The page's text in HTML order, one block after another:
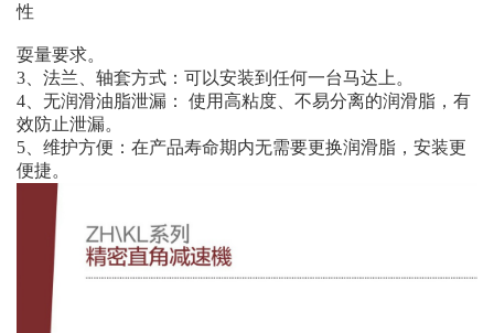
性
耍量要求。
3、法兰、轴套方式：可以安装到任何一台马达上。
4、无润滑油脂泄漏： 使用高粘度、不易分离的润滑脂，有
效防止泄漏。
5、维护方便：在产品寿命期内无需要更换润滑脂，安装更
便捷。